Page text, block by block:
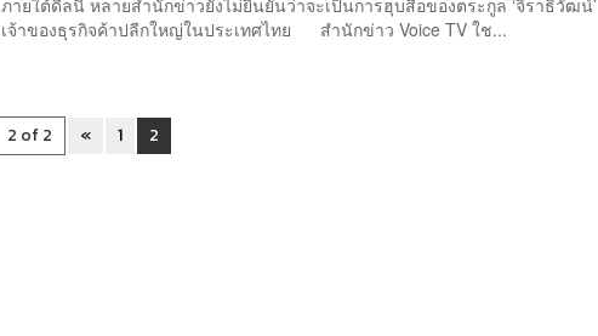
ภายใต้ดีลนี้ หลายสำนักข่าวยังไม่ยืนยันว่าจะเป็นการฮุบสื่อของตระกูล ‘จิราธิวัฒน์’
เจ้าของธุรกิจค้าปลีกใหญ่ในประเทศไทย สำนักข่าว Voice TV ใช...
2 of 2 « 1 2